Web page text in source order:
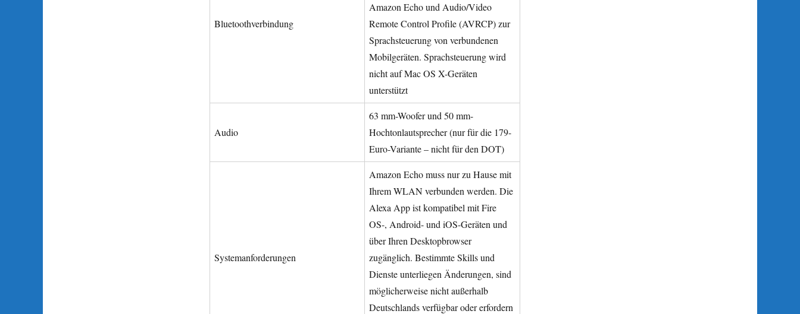
Bluetoothverbindung
Amazon Echo und Audio/Video
Remote Control Profile (AVRCP) zur
Sprachsteuerung von verbundenen
Mobilgeräten. Sprachsteuerung wird
nicht auf Mac OS X-Geräten
unterstützt
Audio
63 mm-Woofer und 50 mm-
Hochtonlautsprecher (nur für die 179-
Euro-Variante – nicht für den DOT)
Systemanforderungen
Amazon Echo muss nur zu Hause mit
Ihrem WLAN verbunden werden. Die
Alexa App ist kompatibel mit Fire
OS-, Android- und iOS-Geräten und
über Ihren Desktopbrowser
zugänglich. Bestimmte Skills und
Dienste unterliegen Änderungen, sind
möglicherweise nicht außerhalb
Deutschlands verfügbar oder erfordern